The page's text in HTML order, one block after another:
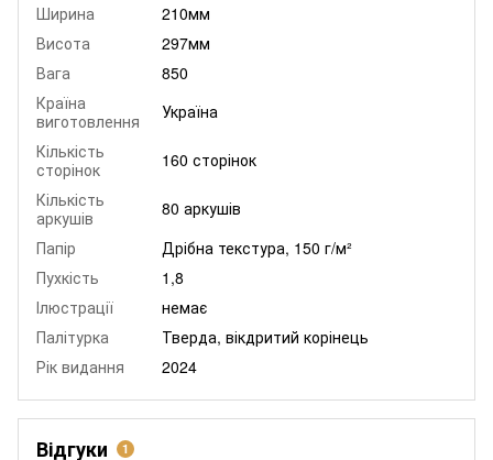
Ширина
210мм
Висота
297мм
Вага
850
Країна
виготовлення
Україна
Кількість
сторінок
160 сторінок
Кількість
аркушів
80 аркушів
Папір
Дрібна текстура, 150 г/м²
Пухкість
1,8
Ілюстрації
немає
Палітурка
Тверда, вікдритий корінець
Рік видання
2024
Відгуки 1